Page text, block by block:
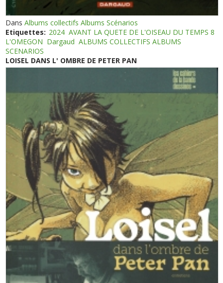
DansAlbums collectifs Albums Scénarios
Etiquettes: 2024 AVANT LA QUETE DE L'OISEAU DU TEMPS 8
L'OMEGON Dargaud ALBUMS COLLECTIFS ALBUMS
SCENARIOS
LOISEL DANS L' OMBRE DE PETER PAN